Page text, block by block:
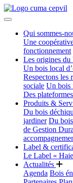
Qui sommes-
Une
fonctionnement
Les origines du
Un bois local
Respectons les
sociale Un bois
Des
Produits &
Du bois
jardiner Du
de Gestion
Label &
Le Label «
Actualités
Agenda Bois